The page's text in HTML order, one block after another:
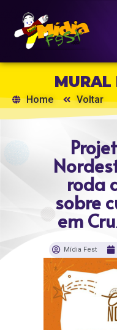
MURAL
Home Voltar
roda
sobre
em
Mídia Fest